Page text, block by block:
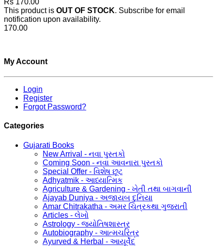
This product is OUT OF STOCK. Subscribe for email
notification upon availability.
170.00
My Account
Login
Register
Forgot Password?
Categories
Gujarati Books
New Arrival - નવા પુસ્તકો
Coming Soon - નવા આવનારા પુસ્તકો
Special Offer - વિશેષ છૂટ
Adhyatmik - આધ્યાત્મિક
Agriculture & Gardening - ખેતી તથા બાગવાની
Ajayab Duniya - અજાયબ દુનિયા
Amar Chitrakatha - અમર ચિત્રકથા ગુજરાતી
Articles - લેખો
Astrology - જ્યોતિષશાસ્ત્ર
Autobiography - આત્મચરિત્ર
Ayurved & Herbal - આયૂર્વેદ